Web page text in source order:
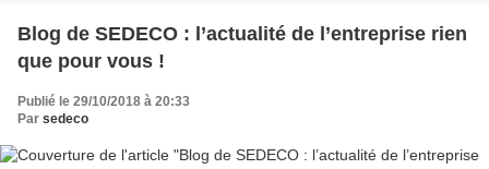
Blog de SEDECO : l’actualité de l’entreprise rien
que pour vous !
Publié le 29/10/2018 à 20:33
Par sedeco